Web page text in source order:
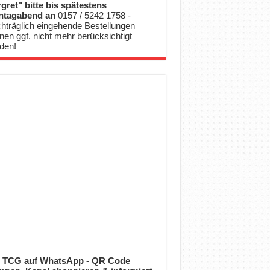
bitte bis spätestens
an 0157 / 5242 1758 -
eingehende Bestellungen
ggf. nicht mehr berücksichtigt
TCG auf WhatsApp - QR Code